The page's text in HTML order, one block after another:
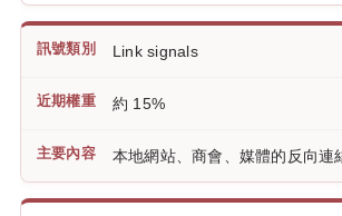
Link signals
約 15%
本地網站、商會、媒體的反向連